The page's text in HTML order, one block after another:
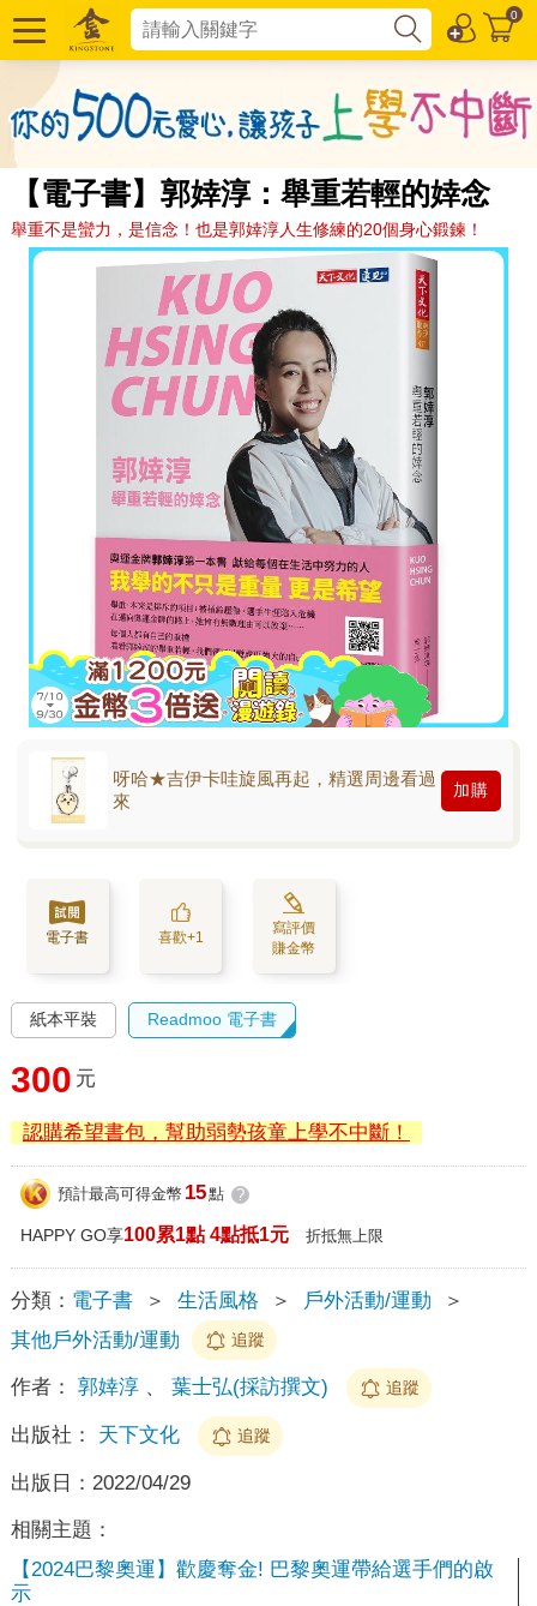
0
【電子書】郭婞淳：舉重若輕的婞念
舉重不是蠻力，是信念！也是郭婞淳人生修練的20個身心鍛鍊！
呀哈★吉伊卡哇旋風再起，精選周邊看過
來
加購
電子書 喜歡+1
寫評價
賺金幣
紙本平裝 Readmoo 電子書
300 元
認購希望書包，幫助弱勢孩童上學不中斷！
預計最高可得金幣 15點 ?
HAPPY GO享100累1點 4點抵1元 折抵無上限
分類： 電子書 ＞ 生活風格 ＞ 戶外活動/運動
＞
其他戶外活動/運動
追蹤
作者： 郭婞淳、 葉士弘(採訪撰文) 追蹤
出版社： 天下文化 追蹤
出版日： 2022/04/29
相關主題：
【2024巴黎奧運】歡慶奪金! 巴黎奧運帶給選手們的啟
示